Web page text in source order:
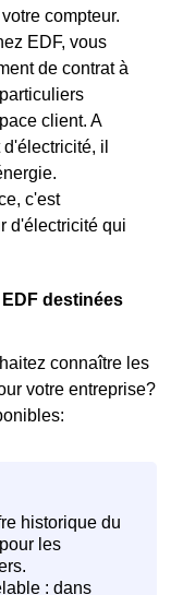
compteur.
EDF, vous
de contrat à
client. A
il
c'est
d'électricité qui
destinées
connaître les
votre entreprise?